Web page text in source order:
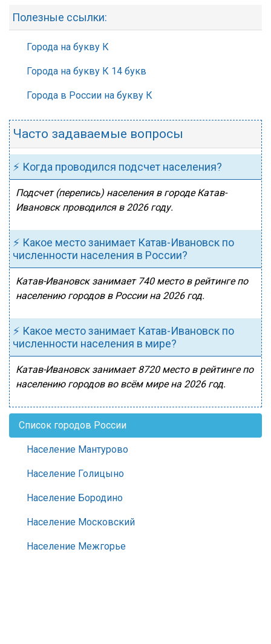
Полезные ссылки:
Города на букву К
Города на букву К 14 букв
Города в России на букву К
Часто задаваемые вопросы
⚡ Когда проводился подсчет населения?
Подсчет (перепись) населения в городе Катав-
Ивановск проводился в 2026 году.
⚡ Какое место занимает Катав-Ивановск по
численности населения в России?
Катав-Ивановск занимает 740 место в рейтинге по
населению городов в России на 2026 год.
⚡ Какое место занимает Катав-Ивановск по
численности населения в мире?
Катав-Ивановск занимает 8720 место в рейтинге по
населению городов во всём мире на 2026 год.
Список городов России
Население Мантурово
Население Голицыно
Население Бородино
Население Московский
Население Межгорье